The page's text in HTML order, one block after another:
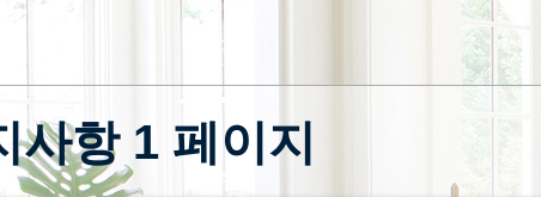
사항 1 페이지